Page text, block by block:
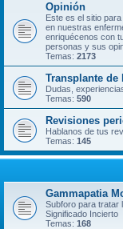
Opinión
Este es el sitio
en nuestras
enriquécenos con
personas y sus
Temas: 2173
Transplante de
Dudas,
Temas: 590
Revisiones
Hablanos de tus
Temas: 145
Gammapatia
Subforo para tratar
Significado Incierto
Temas: 168